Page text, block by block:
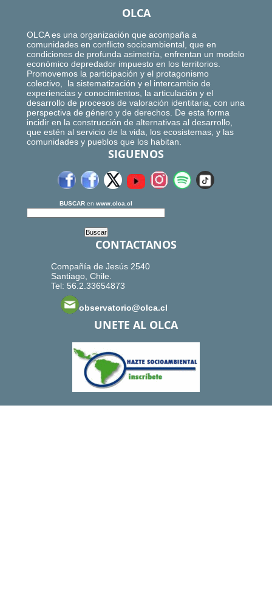
OLCA
OLCA es una organización que acompaña a
comunidades en conflicto socioambiental, que en
condiciones de profunda asimetría, enfrentan un modelo
económico depredador impuesto en los territorios.
Promovemos la participación y el protagonismo
colectivo, la sistematización y el intercambio de
experiencias y conocimientos, la articulación y el
desarrollo de procesos de valoración identitaria, con una
perspectiva de género y de derechos. De esta forma
incidir en la construcción de alternativas al desarrollo,
que estén al servicio de la vida, los ecosistemas, y las
comunidades y pueblos que los habitan.
SIGUENOS
BUSCAR en www.olca.cl
CONTACTANOS
Compañía de Jesús 2540
Santiago, Chile.
Tel: 56.2.33654873
observatorio@olca.cl
UNETE AL OLCA